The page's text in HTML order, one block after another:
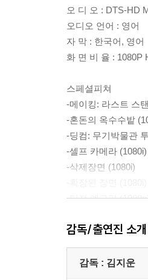
오 디 오 : DTS-HD
오디오 언어 : 영어
자 막 : 한국어, 영어
화 면 비 율 : 1080P
스페셜피쳐
-메이킹: 라스트 스
-혼돈의 옥수수밭
-딩컴: 무기박물관
-셀프 카메라 (1080i)
-삭제장면 (1080i)
-티져 예고편
감독/출연진 소개
감독 : 김지운